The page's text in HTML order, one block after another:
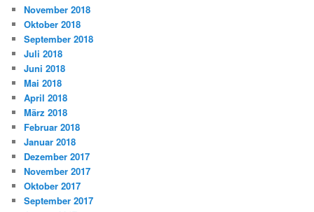
November 2018
Oktober 2018
September 2018
Juli 2018
Juni 2018
Mai 2018
April 2018
März 2018
Februar 2018
Januar 2018
Dezember 2017
November 2017
Oktober 2017
September 2017